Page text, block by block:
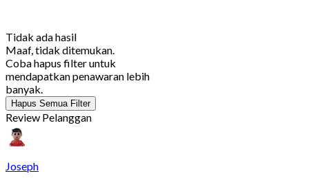
Tidak ada hasil
Maaf, tidak ditemukan.
Coba hapus filter untuk
mendapatkan penawaran lebih
banyak.
Hapus Semua Filter
Review Pelanggan
Joseph